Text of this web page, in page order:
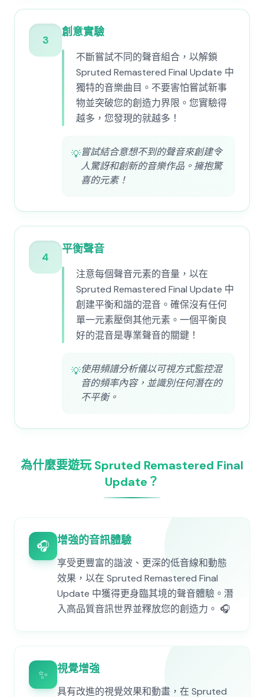
3
創意實驗
不斷嘗試不同的聲音組合，以解鎖
Spruted Remastered Final Update 中
獨特的音樂曲目。不要害怕嘗試新事
物並突破您的創造力界限。您實驗得
越多，您發現的就越多！
💡嘗試結合意想不到的聲音來創建令
人驚訝和創新的音樂作品。擁抱驚
喜的元素！
4
平衡聲音
注意每個聲音元素的音量，以在
Spruted Remastered Final Update 中
創建平衡和諧的混音。確保沒有任何
單一元素壓倒其他元素。一個平衡良
好的混音是專業聲音的關鍵！
💡使用頻譜分析儀以可視方式監控混
音的頻率內容，並識別任何潛在的
不平衡。
為什麼要遊玩 Spruted Remastered Final
Update？
🎧 增強的音訊體驗
享受更豐富的諧波、更深的低音線和動態
效果，以在 Spruted Remastered Final
Update 中獲得更身臨其境的聲音體驗。潛
入高品質音訊世界並釋放您的創造力。 🎧
✨ 視覺增強
具有改進的視覺效果和動畫，在 Spruted